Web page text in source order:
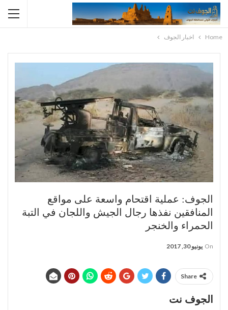
Home اخبار الجوف
الجوف: عملية اقتحام واسعة على مواقع
المنافقين نفذها رجال الجيش واللجان في التبة
الحمراء والخنجر
On يونيو 30, 2017
Share
الجوف نت